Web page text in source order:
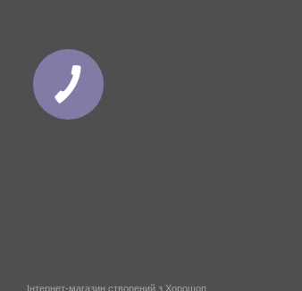
Інтернет-магазин створений з Хорошоп